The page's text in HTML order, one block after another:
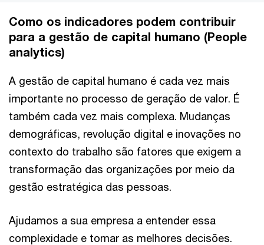
Como os indicadores podem contribuir
para a gestão de capital humano (People
analytics)
A gestão de capital humano é cada vez mais
importante no processo de geração de valor. É
também cada vez mais complexa. Mudanças
demográficas, revolução digital e inovações no
contexto do trabalho são fatores que exigem a
transformação das organizações por meio da
gestão estratégica das pessoas.
Ajudamos a sua empresa a entender essa
complexidade e tomar as melhores decisões.